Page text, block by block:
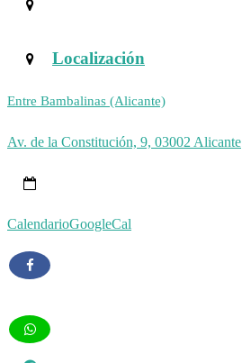
Localización
Entre Bambalinas (Alicante)
Av. de la Constitución, 9, 03002 Alicante
CalendarioGoogleCal